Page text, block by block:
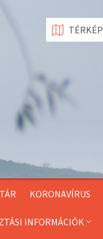
KORONAVÍRUS
INFORMÁCIÓK
TÉRKÉP